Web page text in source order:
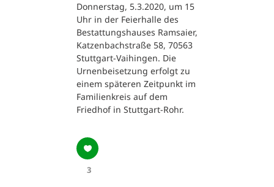
Donnerstag, 5.3.2020, um 15
Uhr in der Feierhalle des
Bestattungshauses Ramsaier,
Katzenbachstraße 58, 70563
Stuttgart-Vaihingen. Die
Urnenbeisetzung erfolgt zu
einem späteren Zeitpunkt im
Familienkreis auf dem
Friedhof in Stuttgart-Rohr.
3